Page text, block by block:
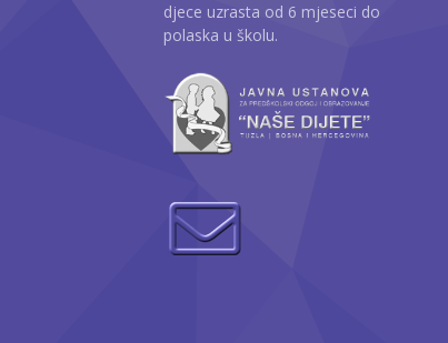
djece uzrasta od 6 mjeseci do
polaska u školu.